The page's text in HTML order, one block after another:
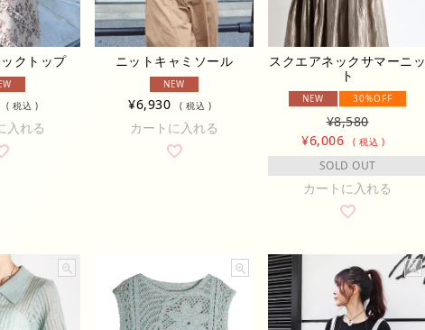
クトップ
税込
入れる
ニットキャミソール
NEW
¥6,930 税込
カートに入れる
スクエアネックサマーニッ
ト
NEW 30%OFF
¥8,580
¥6,006 税込
SOLD OUT
カートに入れる